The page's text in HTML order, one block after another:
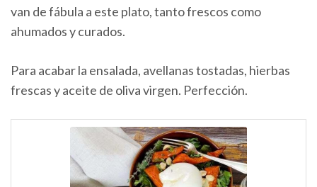
van de fábula a este plato, tanto frescos como
ahumados y curados.
Para acabar la ensalada, avellanas tostadas, hierbas
frescas y aceite de oliva virgen. Perfección.